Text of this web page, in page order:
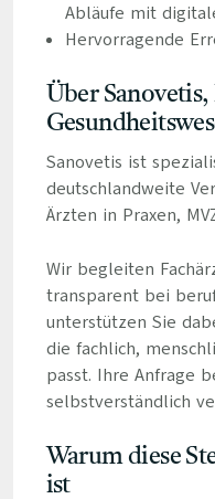
Abläufe mit
Hervorragende
Über
Sanovetis ist
deutschlandweite
Ärzten in Praxen,
Wir begleiten
transparent bei
unterstützen Sie
die fachlich,
passt. Ihre Anfrage
selbstverständlich
Warum diese
ist